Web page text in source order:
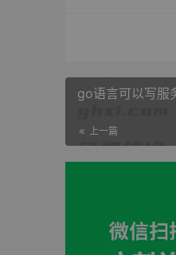
go语言可以写服
上一篇